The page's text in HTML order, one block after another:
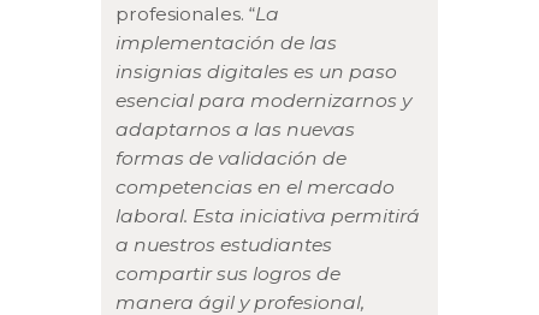
profesionales. “La
implementación de las
insignias digitales es un paso
esencial para modernizarnos y
adaptarnos a las nuevas
formas de validación de
competencias en el mercado
laboral. Esta iniciativa permitirá
a nuestros estudiantes
compartir sus logros de
manera ágil y profesional,